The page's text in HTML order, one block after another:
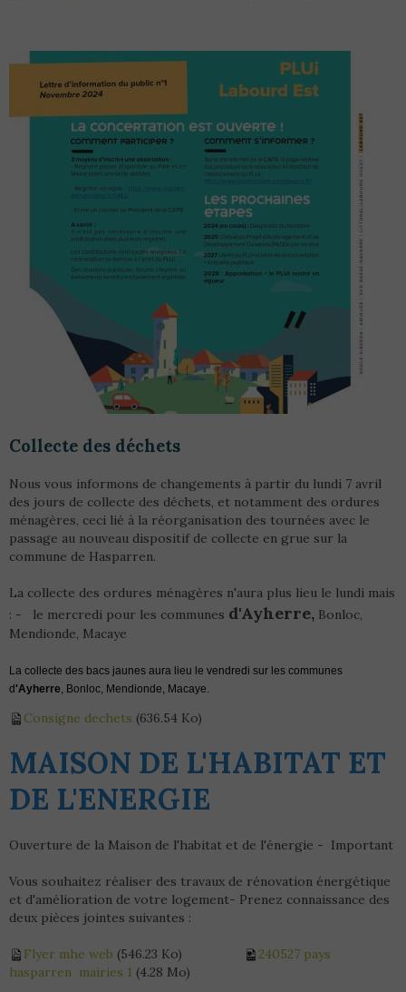
Collecte des déchets
Nous vous informons de changements à partir du lundi 7 avril
des jours de collecte des déchets, et notamment des ordures
ménagères, ceci lié à la réorganisation des tournées avec le
passage au nouveau dispositif de collecte en grue sur la
commune de Hasparren.
La collecte des ordures ménagères n'aura plus lieu le lundi mais
: - le mercredi pour les communes d'Ayherre, Bonloc,
Mendionde, Macaye
La collecte des bacs jaunes aura lieu le vendredi sur les communes
d'Ayherre , Bonloc, Mendionde, Macaye.
Consigne dechets (636.54 Ko)
MAISON DE L'HABITAT ET
DE L'ENERGIE
Ouverture de la Maison de l'habitat et de l'énergie - Important
Vous souhaitez réaliser des travaux de rénovation énergétique
et d'amélioration de votre logement- Prenez connaissance des
deux pièces jointes suivantes :
Flyer mhe web (546.23 Ko)
240527 pays
hasparren mairies 1 (4.28 Mo)